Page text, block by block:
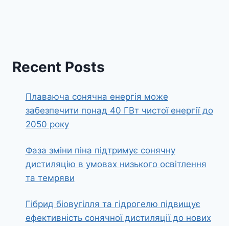
Recent Posts
Плаваюча сонячна енергія може
забезпечити понад 40 ГВт чистої енергії до
2050 року
Фаза зміни піна підтримує сонячну
дистиляцію в умовах низького освітлення
та темряви
Гібрид біовугілля та гідрогелю підвищує
ефективність сонячної дистиляції до нових